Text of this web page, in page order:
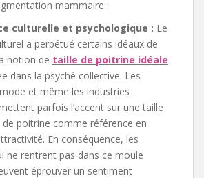
mammaire :
culturelle et psychologique : Le
a perpétué certains idéaux de
notion de taille de poitrine idéale
dans la psyché collective. Les
et même les industries
parfois l’accent sur une taille
de poitrine comme référence en
En conséquence, les
ne rentrent pas dans ce moule
éprouver un sentiment